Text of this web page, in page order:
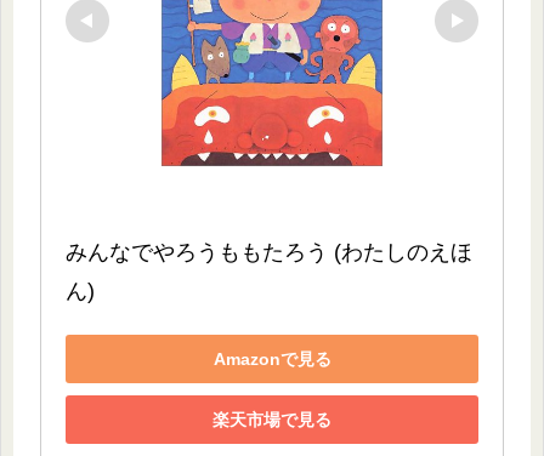
みんなでやろうももたろう (わたしのえほ
ん)
Amazonで見る
楽天市場で見る